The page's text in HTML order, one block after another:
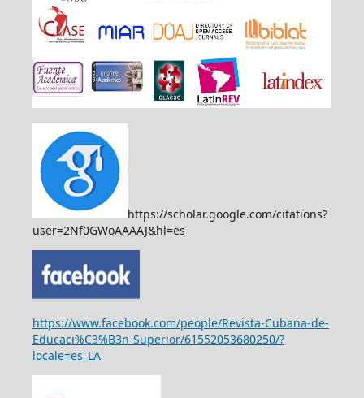
https://scholar.google.com/citations?
user=2Nf0GWoAAAAJ&hl=es
https://www.facebook.com/people/Revista-Cubana-de-
Educaci%C3%B3n-Superior/61552053680250/?
locale=es_LA